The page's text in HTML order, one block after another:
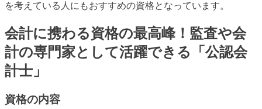
を考えている人にもおすすめの資格となっています。
会計に携わる資格の最高峰！監査や会
計の専門家として活躍できる「公認会
計士」
資格の内容